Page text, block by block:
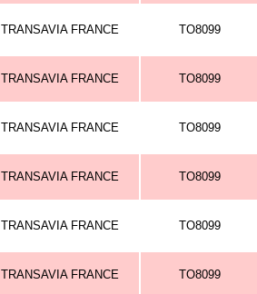
TRANSAVIA FRANCE TO8099
TRANSAVIA FRANCE TO8099
TRANSAVIA FRANCE TO8099
TRANSAVIA FRANCE TO8099
TRANSAVIA FRANCE TO8099
TRANSAVIA FRANCE TO8099